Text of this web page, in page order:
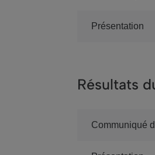
Présentation
Résultats
Communiqué